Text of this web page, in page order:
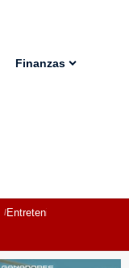
Finanzas
Entretenimiento